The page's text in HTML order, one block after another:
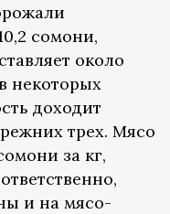
сомони,
около
некоторых
доходит
трех. Мясо
за кг,
и на мясо-